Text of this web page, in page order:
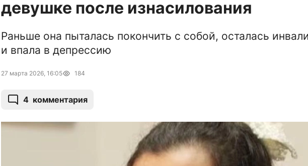
девушке после изнасилования
Раньше она пыталась покончить с собой, осталась
и впала в депрессию
27 марта 2026, 16:05 184
4 комментария